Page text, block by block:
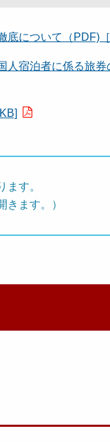
について（PDF)［
人宿泊者に係る旅
す。
きます。）